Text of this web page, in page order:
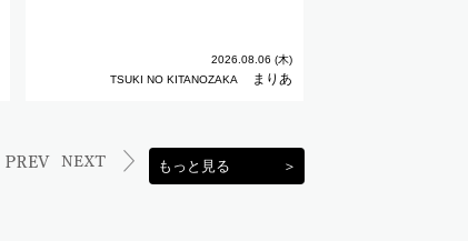
2026.08.06 (木)
TSUKI NO KITANOZAKA
まりあ
もっと見る ＞